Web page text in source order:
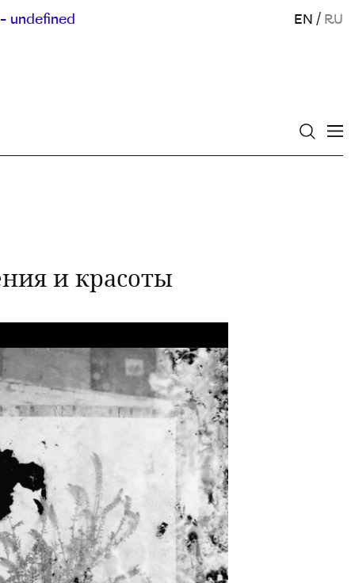
undefined EN / RU
и красоты